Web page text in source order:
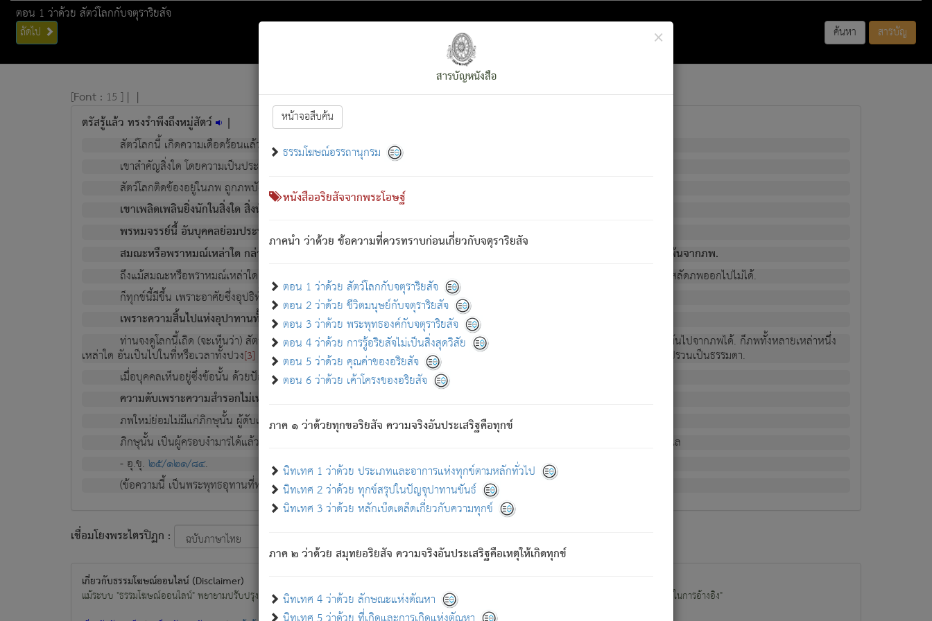
ตอน 1 ว่าด้วย สัตว์โลกกับจตุราริยสัจ
ถัดไป ค้นหา สารบัญ
×
สารบัญหนังสือ
หน้าจอสืบค้น
ธรรมโฆษณ์อรรถานุกรม
หนังสืออริยสัจจากพระโอษฐ์
ภาคนำ ว่าด้วย ข้อความที่ควรทราบก่อนเกี่ยวกับจตุราริยสัจ
ตอน 1 ว่าด้วย สัตว์โลกกับจตุราริยสัจ
ตอน 2 ว่าด้วย ชีวิตมนุษย์กับจตุราริยสัจ
ตอน 3 ว่าด้วย พระพุทธองค์กับจตุราริยสัจ
ตอน 4 ว่าด้วย การรู้อริยสัจไม่เป็นสิ่งสุดวิสัย
ตอน 5 ว่าด้วย คุณค่าของอริยสัจ
ตอน 6 ว่าด้วย เค้าโครงของอริยสัจ
ภาค ๑ ว่าด้วยทุกขอริยสัจ ความจริงอันประเสริฐคือทุกข์
นิทเทศ 1 ว่าด้วย ประเภทและอาการแห่งทุกข์ตามหลักทั่วไป
นิทเทศ 2 ว่าด้วย ทุกข์สรุปในปัญจุปาทานขันธ์
นิทเทศ 3 ว่าด้วย หลักเบ็ดเตล็ดเกี่ยวกับความทุกข์
ภาค ๒ ว่าด้วย สมุทยอริยสัจ ความจริงอันประเสริฐคือเหตุให้เกิดทุกข์
นิทเทศ 4 ว่าด้วย ลักษณะแห่งตัณหา
[Font : 15 ] | |
ตรัสรู้แล้ว ทรงรำพึงถึงหมู่สัตว์ |
สัตว์โลกนี้ เกิดความเดือดร้อนแล้ว มีผัสสะบังหน้า[1]ย่อมกล่าวซึ่งโรค (ความเสียดแทง) นั้นโดยความเป็นตัวเป็นตน
เขาสำคัญสิ่งใด โดยความเป็นประการใด แต่สิ่งนั้นย่อมเป็น (ตามที่เป็นจริง) โดยประการอื่นจากที่เขาสำคัญนั้น
สัตว์โลกติดข้องอยู่ในภพ ถูกภพบังหน้าแล้ว มีภพโดยความเป็นอย่างอื่น (จากที่มันเป็นอยู่จริง) จึงได้เพลิดเพลินยิ่งนักในภพนั้น
เขาเพลิดเพลินยิ่งนักในสิ่งใด สิ่งนั้นเป็นภัย (ที่เขาไม่รู้จัก) : เขากลัวต่อสิ่งใดสิ่งนั้นเป็นทุกข์
พรหมจรรย์นี้ อันบุคคลย่อมประพฤติ ก็เพื่อการละขาดซึ่งภพ.
สมณะหรือพราหมณ์เหล่าใด กล่าวความหลุดพ้นจากภพว่ามีได้เพราะภพ เรากล่าวว่า สมณะหรือพราหมณ์ทั้งปวงนั้น มิใช่ผู้หลดพ้นจากภพ.
ถึงแม้สมณะหรือพราหมณ์เหล่าใด กล่าวความออกไปได้จากภพ ว่ามีได้เพราะวิภพ[2]
: เรากล่าวว่า สมณะหรือพราหมณ์ทั้งปวงนั้น ก็ยังสลัดภพออกไปไม่ได้.
ก็ทุกข์นี้มีขึ้น เพราะอาศัยซึ่งอุปธิทั้งปวง.
เพราะความสิ้นไปแห่งอุปาทานทั้งปวง ความเกิดขึ้นแห่งทุกข์จึงไม่มี.
ท่านจงดูโลกนี้เถิด (จะเห็นว่า) สัตว์ทั้งหลายอันอวิชาหนาแน่นบังหนาแล้ว; และว่า สัตว์ผู้ยินดีในภพอันเป็นแล้วนั้น ย่อมไม่เป็นผู้หลุดพ้นไปจากภพได้. ก็ภพทั้งหลายเหล่าหนึ่ง
เหล่าใด อันเป็นไปในที่หรือเวลาทั้งปวง[3] เพื่อความมีแห่งประโยชน์โดยประการทั้งปวง; ภพทั้งหลายทั้งหมดนั้น ไม่เที่ยง เป็นทุกข์ มีความแปรปรวนเป็นธรรมดา.
เมื่อบุคคลเห็นอยู่ซึ่งข้อนั้น ด้วยปัญญาอันชอบตามที่เป็นจริงอย่างนี้อยู่; เขาย่อมละภวตัณหาได้ และไม่เพลิดเพลินวิภวตัณหาด้วย.
ความดับเพราะความสำรอกไม่เหลือ (แห่งภพทั้งหลาย) เพราะความสิ้นไปแห่งตัณหาโดยประการทั้งปวง นั้นคือนิพพาน.
ภพใหม่ย่อมไม่มีแก่ภิกษุนั้น ผู้ดับเย็นสนิทแล้ว เพราะไม่มีความยึดมั่น
ภิกษุนั้น เป็นผู้ครอบงำมารได้แล้ว ชนะสงครามแล้ว ก้าวล่วงภพทั้งหลายทั้งปวงได้แล้ว เป็นผู้คงที่ (คือไม่เปลี่ยนแปลงอีกต่อไป). ดังนี้แล
- อุ.ขุ.๒๕/๑๒๑/๘๔.
(ข้อความนี้ เป็นพระพุทธอุทานที่ทรงเปล่งออก ที่โคนต้นโพธิ์เป็นที่ตรัสรู้ เมื่อตรัสรู้แล้วได้ 7 วัน)
เชื่อมโยงพระไตรปิฏก :
เกี่ยวกับธรรมโฆษณ์ออนไลน์ (Disclaimer)
แม้ระบบ "ธรรมโฆษณ์ออนไลน์" พยายามปรับปรุงข้อมูลให้ถูกต้องมากที่สุด ผู้ศึกษาก็พึงตรวจสอบกับตัวเล่มหนังสือต้นฉบับ ที่มีการพิมพ์ครั้งล่าสุด ก่อนนำข้อมูลไปใช้ในการอ้างอิง"